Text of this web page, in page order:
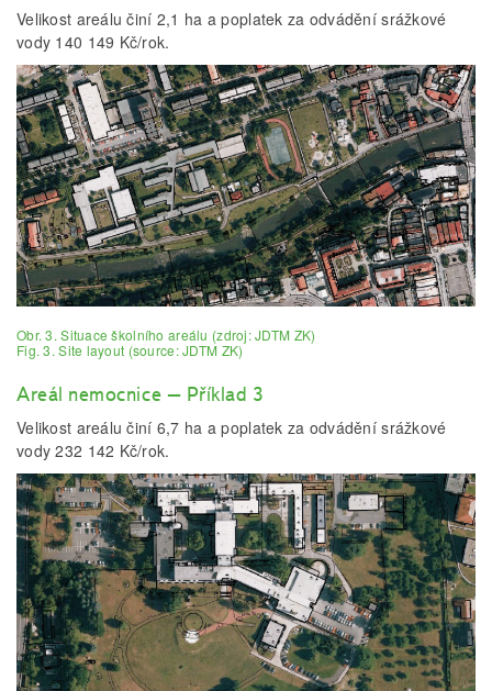
Velikost areálu činí 2,1 ha a poplatek za odvádění srážkové
vody 140 149 Kč/rok.
Obr. 3. Situace školního areálu (zdroj: JDTM ZK)
Fig. 3. Site layout (source: JDTM ZK)
Areál nemocnice – Příklad 3
Velikost areálu činí 6,7 ha a poplatek za odvádění srážkové
vody 232 142 Kč/rok.